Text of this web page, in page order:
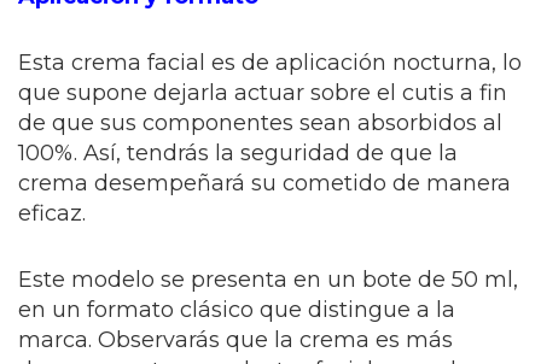
Esta crema facial es de aplicación nocturna, lo
que supone dejarla actuar sobre el cutis a fin
de que sus componentes sean absorbidos al
100%. Así, tendrás la seguridad de que la
crema desempeñará su cometido de manera
eficaz.
Este modelo se presenta en un bote de 50 ml,
en un formato clásico que distingue a la
marca. Observarás que la crema es más